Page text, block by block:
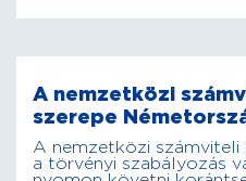
A nemzetközi
szerepe
A nemzetközi számviteli
a törvényi szabályozás